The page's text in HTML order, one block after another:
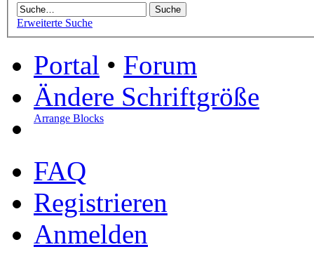
Erweiterte Suche
Portal • Forum
Ändere Schriftgröße
Arrange Blocks
FAQ
Registrieren
Anmelden